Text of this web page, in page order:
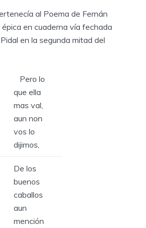
al Poema de Fernán
en cuaderna vía fechada
en la segunda mitad del
Pero lo
que ella
mas val,
aun non
vos lo
dijimos,
De los
buenos
caballos
aun
mención